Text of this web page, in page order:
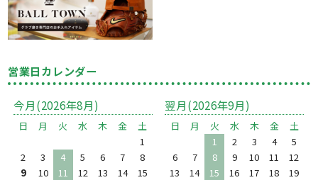
営業日カレンダー
今月(2026年8月)
日 月 火 水 木 金
土
1
2
3 4 5 6 7
8
9
10 11 12 13 14
15
翌月(2026年9月)
日 月 火 水 木 金
土
1
2 3 4
5
6
7 8 9 10 11
12
13
14 15 16 17 18
19